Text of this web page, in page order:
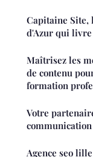
Capitaine Site,
d'Azur qui livre
Maîtrisez les
de contenu
formation
Votre
Agence seo